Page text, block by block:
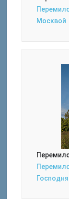
Москвой
Господня